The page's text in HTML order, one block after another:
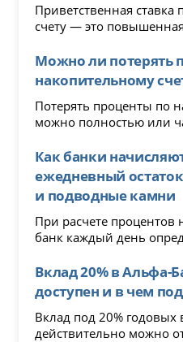
Приветственная
счету — это
Можно ли потерять
накопительному
Потерять проценты по
можно полностью или
Как банки
ежедневный
и подводные камни
При расчете процентов
банк каждый день
Вклад 20% в Альфа-
доступен и в чем
Вклад под 20% годовых
действительно можно